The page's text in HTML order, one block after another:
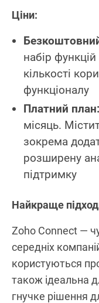
Ціни:
набір
кількості
функціоналу
Платний план:
місяць.
зокрема
розширену
підтримку
Найкраще
Zoho Connect —
середніх
користуються
також ідеальна
гнучке рішення